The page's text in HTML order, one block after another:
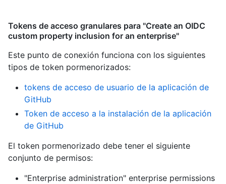
Tokens de acceso granulares para "Create an OIDC
custom property inclusion for an enterprise"
Este punto de conexión funciona con los siguientes
tipos de token pormenorizados:
tokens de acceso de usuario de la aplicación de
GitHub
Token de acceso a la instalación de la aplicación
de GitHub
El token pormenorizado debe tener el siguiente
conjunto de permisos:
"Enterprise administration" enterprise permissions